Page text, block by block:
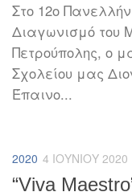
Στο 12ο
Διαγωνισμό του
Πετρούπολης, ο
Σχολείου μας
Έπαινο...
2020 4 ΙΟΥΝΊΟΥ 2020
“Viva